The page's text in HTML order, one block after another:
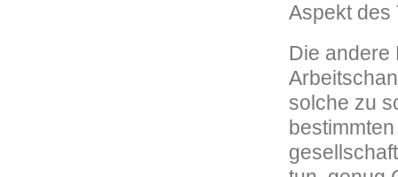
Aspekt des
Die andere
solche zu